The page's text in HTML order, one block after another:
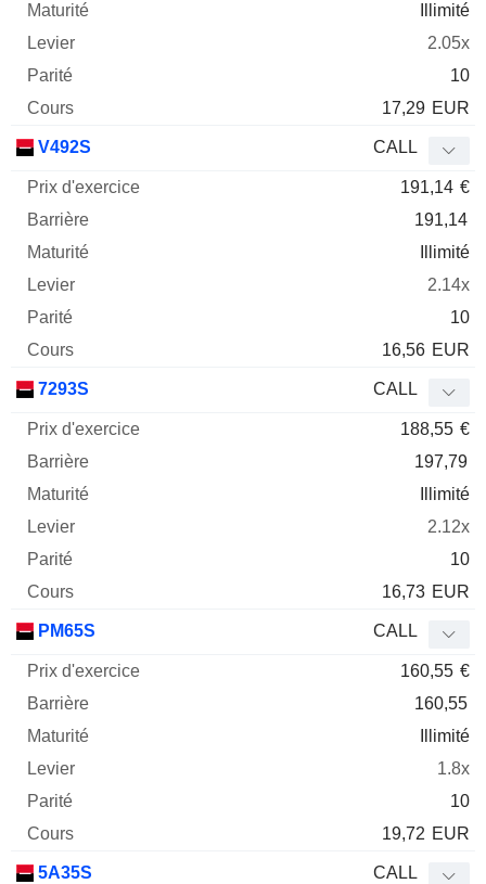
Illimité
2.05x
10
17,29 EUR
V492S CALL
191,14 €
191,14
Illimité
2.14x
10
16,56 EUR
7293S CALL
188,55 €
197,79
Illimité
2.12x
10
16,73 EUR
PM65S CALL
160,55 €
160,55
Illimité
1.8x
10
19,72 EUR
5A35S CALL